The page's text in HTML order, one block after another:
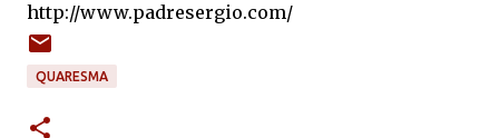
http://www.padresergio.com/
QUARESMA